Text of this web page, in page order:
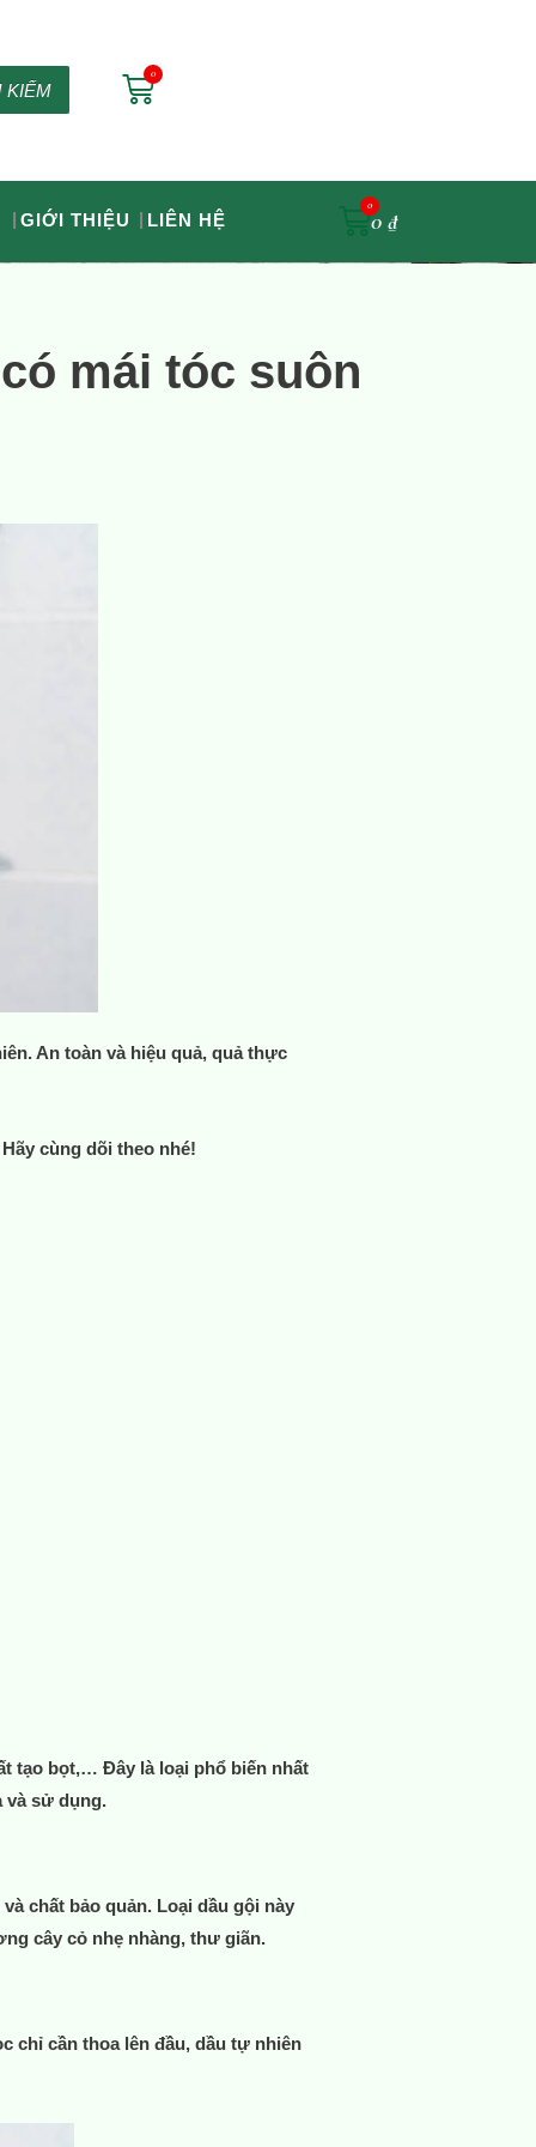
KIẾM 0
GIỚI THIỆU LIÊN HỆ 0 ₫
mái tóc suôn
An toàn và hiệu quả, quả thực
Hãy cùng dõi theo nhé!
tạo bọt,… Đây là loại phổ biến nhất
và sử dụng.
chất bảo quản. Loại dầu gội này
cây cỏ nhẹ nhàng, thư giãn.
chỉ cần thoa lên đầu, dầu tự nhiên